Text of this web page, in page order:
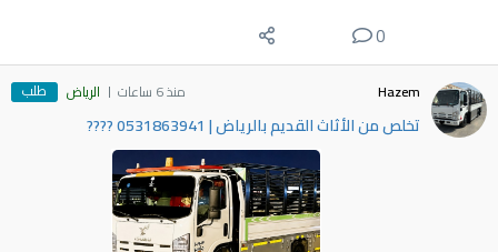
0
Hazem منذ 6 ساعات الرياض طلب
​تخلص من الأثاث القديم بالرياض | 0531863941 ????